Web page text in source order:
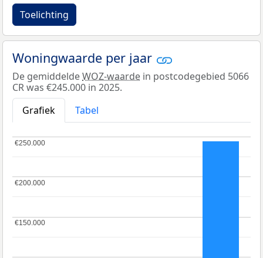
Toelichting
Woningwaarde per jaar
De gemiddeldeWOZ-waarde in postcodegebied 5066
CR was €245.000 in 2025.
Grafiek
Tabel
€150.000
€150.000
€200.000
€200.000
€250.000
€250.000